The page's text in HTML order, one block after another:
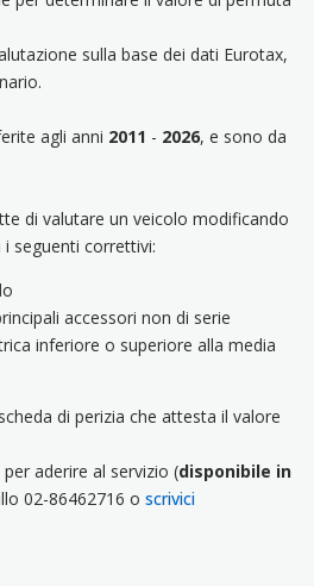
sulla base dei dati Eurotax,
agli anni 2011 - 2026, e sono da
di valutare un veicolo modificando
i seguenti correttivi:
accessori non di serie
inferiore o superiore alla media
di perizia che attesta il valore
aderire al servizio (disponibile in
02-86462716 o scrivici